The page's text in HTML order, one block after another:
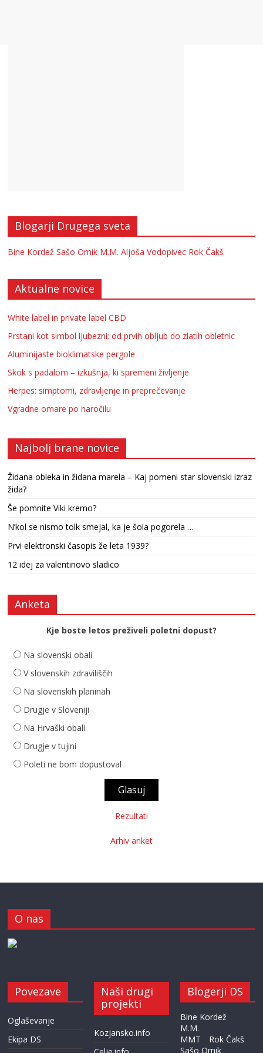
Blogarji Drugega sveta
Bine Kordež Sašo Ornik M.M. Aljoša Vodopivec Rok Čakš
Aktualne novice
White label in private label CBD
Prstani kot simbol ljubezni: od prvih obljub do zlatih obletnic
Aluminijaste bioklimatske pergole
Skok s padalom – izkušnja, ki spremeni življenje
Herpes: simptomi, zdravljenje in preprečevanje
Vgradne omare po naročilu
Najbolj brane novice
Židana obleka in židana marela – Kaj pomeni star slovenski izraz
žida?
Še pomnite Viki kremo?
N’kol se nismo tolk smejal, ka je šola pogorela …
Prvi elektronski časopis že leta 1939?
12 idej za valentinovo sladico
Anketa
Kje boste letos preživeli poletni dopust?
Na slovenski obali
V slovenskih zdraviliščih
Na slovenskih planinah
Drugje v Sloveniji
Na Hrvaški obali
Drugje v tujini
Poleti ne bom dopustoval
Rezultati
Arhiv anket
O nas
Povezave
Oglaševanje
Ekipa DS
Naši drugi
projekti
Kozjansko.info
Blogerji DS
Bine Kordež
M.M.
MMT
Rok Čakš
Sašo Ornik